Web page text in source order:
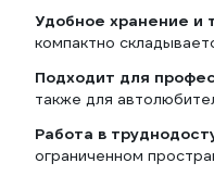
Удобное хранение и
компактно
Подходит для
также для
Работа в
ограниченном